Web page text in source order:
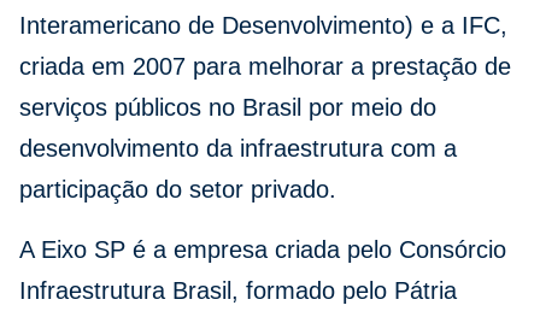
Interamericano de Desenvolvimento) e a IFC,
criada em 2007 para melhorar a prestação de
serviços públicos no Brasil por meio do
desenvolvimento da infraestrutura com a
participação do setor privado.
A Eixo SP é a empresa criada pelo Consórcio
Infraestrutura Brasil, formado pelo Pátria